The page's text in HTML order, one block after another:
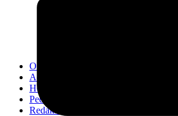
OPINI
Advertorial
Headline
Pedoman Media Ciber
Redaksi